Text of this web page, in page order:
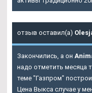
отзыв оставил(а)
Закончились, а он
надо отметить месяца
теме "Газпром"
Цена Выкса случае у